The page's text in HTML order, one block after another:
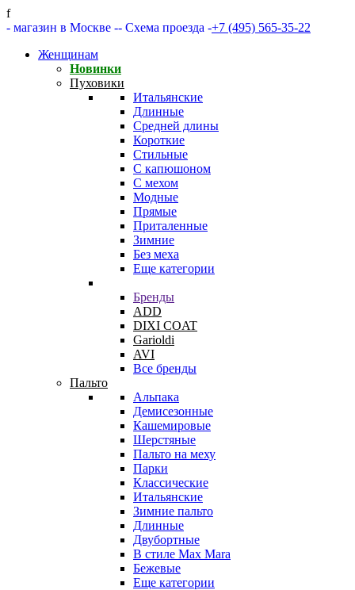
f
- магазин в Москве -- Схема проезда -+7 (495) 565-35-22
Женщинам
Новинки
Пуховики
Итальянские
Длинные
Средней длины
Короткие
Стильные
С капюшоном
С мехом
Модные
Прямые
Приталенные
Зимние
Без меха
Еще категории
Бренды
ADD
DIXI COAT
Garioldi
AVI
Все бренды
Пальто
Альпака
Демисезонные
Кашемировые
Шерстяные
Пальто на меху
Парки
Классические
Итальянские
Зимние пальто
Длинные
Двубортные
В стиле Max Mara
Бежевые
Еще категории